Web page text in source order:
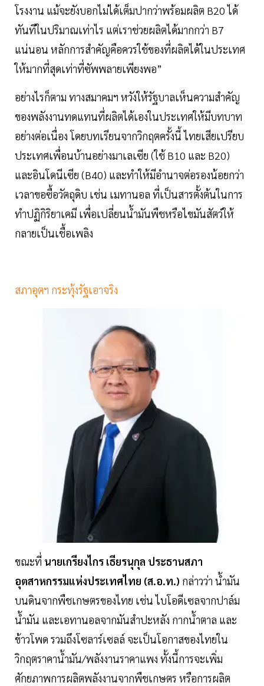
โรงงาน แม้จะยังบอกไม่ได้เต็มปากว่าพร้อมผลิต B20 ได้
ทันทีในปริมาณเท่าไร แต่เราช่วยผลิตได้มากกว่า B7
แน่นอน หลักการสำคัญคือควรใช้ของที่ผลิตได้ในประเทศ
ให้มากที่สุดเท่าที่ซัพพลายเพียงพอ”
อย่างไรก็ตาม ทางสมาคมฯ หวังให้รัฐบาลเห็นความสำคัญ
ของพลังงานทดแทนที่ผลิตได้เองในประเทศให้มีบทบาท
อย่างต่อเนื่อง โดยบทเรียนจากวิกฤตครั้งนี้ ไทยเสียเปรียบ
ประเทศเพื่อนบ้านอย่างมาเลเซีย (ใช้ B10 และ B20)
และอินโดนีเซีย (B40) และทำให้มีอำนาจต่อรองน้อยกว่า
เวลาขอซื้อวัตถุดิบ เช่น เมทานอล ที่เป็นสารตั้งต้นในการ
ทำปฏิกิริยาเคมี เพื่อเปลี่ยนน้ำมันพืชหรือไขมันสัตว์ให้
กลายเป็นเชื้อเพลิง
สภาอุตฯ กระทุ้งรัฐเอาจริง
ขณะที่ นายเกรียงไกร เธียรนุกุล ประธานสภา
อุตสาหกรรมแห่งประเทศไทย (ส.อ.ท.) กล่าวว่า น้ำมัน
บนดินจากพืชเกษตรของไทย เช่น ไบโอดีเซลจากปาล์ม
น้ำมัน และเอทานอลจากมันสำปะหลัง กากน้ำตาล และ
ข้าวโพด รวมถึงโซลาร์เซลล์ จะเป็นโอกาสของไทยใน
วิกฤตราคาน้ำมัน/พลังงานราคาแพง ทั้งนี้การจะเพิ่ม
ศักยภาพการผลิตพลังงานจากพืชเกษตร หรือการผลิต